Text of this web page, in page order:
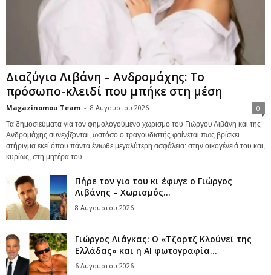
Διαζύγιο Λιβάνη – Ανδρομάχης: Το
πρόσωπο-κλειδί που μπήκε στη μέση
Magazinomou Team - 8 Αυγούστου 2026 0
Τα δημοσιεύματα για τον φημολογούμενο χωρισμό του Γιώργου Λιβάνη και της
Ανδρομάχης συνεχίζονται, ωστόσο ο τραγουδιστής φαίνεται πως βρίσκει
στήριγμα εκεί όπου πάντα ένιωθε μεγαλύτερη ασφάλεια: στην οικογένειά του και,
κυρίως, στη μητέρα του.
Πήρε τον γιο του κι έφυγε ο Γιώργος
Λιβάνης – Χωρισμός...
8 Αυγούστου 2026
Γιώργος Λιάγκας: Ο «Τζορτζ Κλούνεϊ της
Ελλάδας» και η AI φωτογραφία...
6 Αυγούστου 2026